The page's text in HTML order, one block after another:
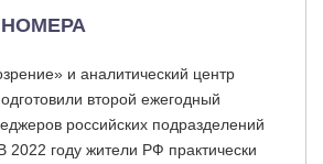
и аналитический центр
второй ежегодный
российских подразделений
2022 году жители РФ практически